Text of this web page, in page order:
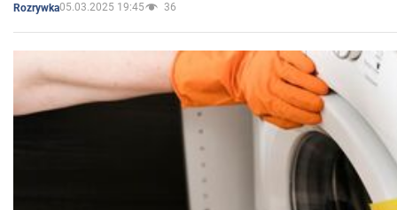
Rozrywka05.03.2025 19:45 36